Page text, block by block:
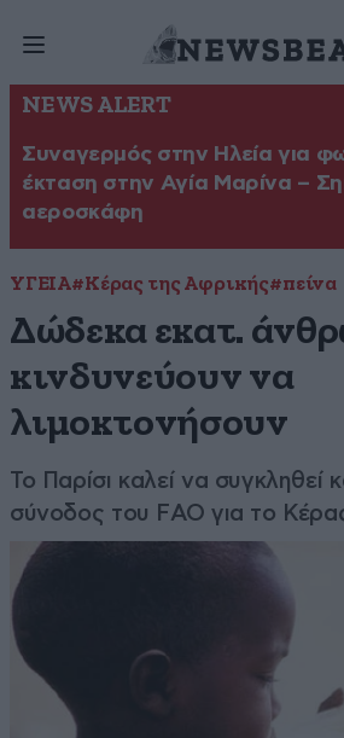
NEWS ALERT
Συναγερμός στην Ηλεία για
έκταση στην Αγία Μαρίνα –
αεροσκάφη
ΥΓΕΙΑ#Κέρας της Αφρικής#πείνα
Δώδεκα εκατ.
κινδυνεύουν να
λιμοκτονήσουν
Το Παρίσι καλεί να συγκληθεί
σύνοδος του FAO για το